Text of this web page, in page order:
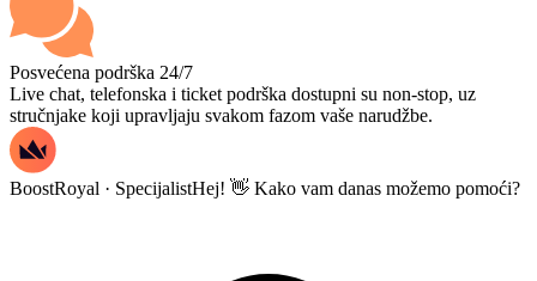
Posvećena podrška 24/7
Live chat, telefonska i ticket podrška dostupni su non-stop, uz
stručnjake koji upravljaju svakom fazom vaše narudžbe.
BoostRoyal · SpecijalistHej! 👋 Kako vam danas možemo pomoći?